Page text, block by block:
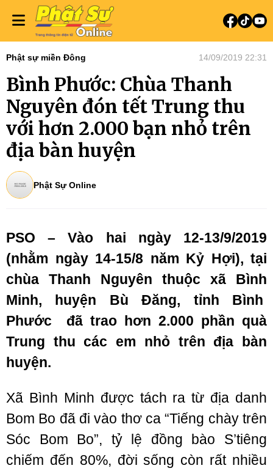
Phật sự miền Đông 14/09/2019 22:31
Bình Phước: Chùa Thanh
Nguyên đón tết Trung thu
với hơn 2.000 bạn nhỏ trên
địa bàn huyện
Phật Sự Online
PSO – Vào hai ngày 12-13/9/2019
(nhằm ngày 14-15/8 năm Kỷ Hợi), tại
chùa Thanh Nguyên thuộc xã Bình
Minh, huyện Bù Đăng, tỉnh Bình
Phước đã trao hơn 2.000 phần quà
Trung thu các em nhỏ trên địa bàn
huyện.
Xã Bình Minh được tách ra từ địa danh
Bom Bo đã đi vào thơ ca “Tiếng chày trên
Sóc Bom Bo”, tỷ lệ đồng bào S’tiêng
chiếm đến 80%, đời sống còn rất nhiều